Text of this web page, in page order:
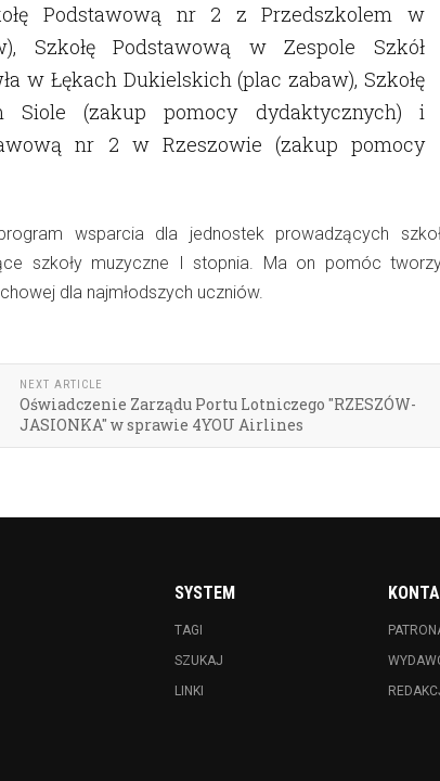
Podstawową nr 2 z Przedszkolem w
Szkołę Podstawową w Zespole Szkół
w Łękach Dukielskich (plac zabaw), Szkołę
Siole (zakup pomocy dydaktycznych) i
nr 2 w Rzeszowie (zakup pomocy
wsparcia dla jednostek prowadzących
szkoły muzyczne I stopnia. Ma on pomóc
dla najmłodszych uczniów.
NEXT ARTICLE
Oświadczenie Zarządu Portu Lotniczego "RZESZÓW-
JASIONKA" w sprawie 4YOU Airlines
SYSTEM
TAGI
SZUKAJ
LINKI